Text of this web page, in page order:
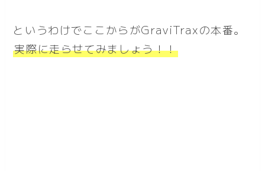
というわけでここからがGraviTraxの本番。
実際に走らせてみましょう！！